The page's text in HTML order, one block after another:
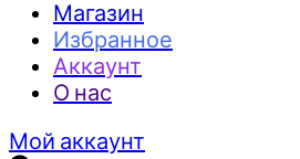
Магазин
Избранное
Аккаунт
О нас
Мой аккаунт